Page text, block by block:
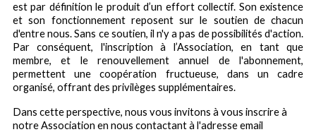
est par définition le produit d’un effort collectif. Son existence
et son fonctionnement reposent sur le soutien de chacun
d'entre nous. Sans ce soutien, il n'y a pas de possibilités d'action.
Par conséquent, l'inscription à l’Association, en tant que
membre, et le renouvellement annuel de l'abonnement,
permettent une coopération fructueuse, dans un cadre
organisé, offrant des privilèges supplémentaires.
Dans cette perspective, nous vous invitons à vous inscrire à
notre Association en nous contactant à l'adresse email